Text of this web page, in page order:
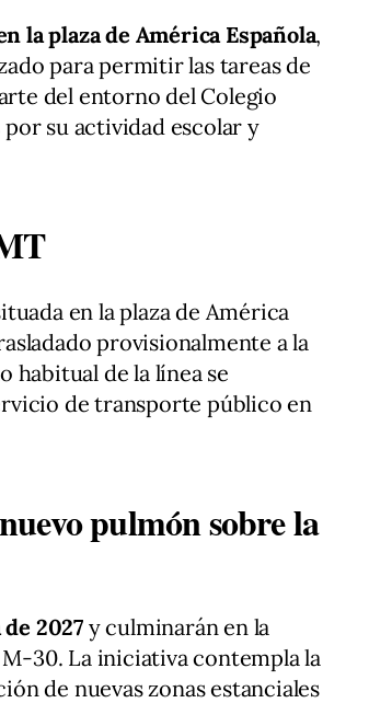
la plaza de América Española,
para permitir las tareas de
del entorno del Colegio
por su actividad escolar y
en la plaza de América
provisionalmente a la
habitual de la línea se
de transporte público en
pulmón sobre la
2027y culminarán en la
30. La iniciativa contempla la
de nuevas zonas estanciales